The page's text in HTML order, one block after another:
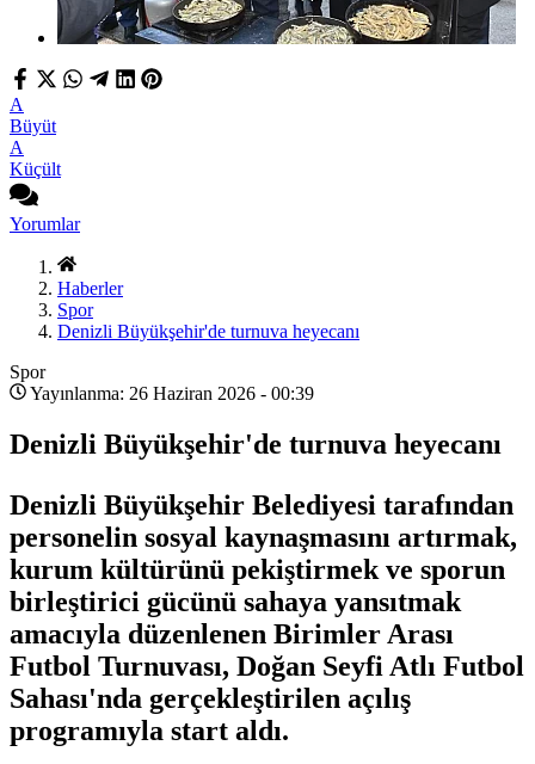
A
Büyüt
A
Küçült
Yorumlar
Haberler
Spor
Denizli Büyükşehir'de turnuva heyecanı
Spor
Yayınlanma: 26 Haziran 2026 - 00:39
Denizli Büyükşehir'de turnuva heyecanı
Denizli Büyükşehir Belediyesi tarafından
personelin sosyal kaynaşmasını artırmak,
kurum kültürünü pekiştirmek ve sporun
birleştirici gücünü sahaya yansıtmak
amacıyla düzenlenen Birimler Arası
Futbol Turnuvası, Doğan Seyfi Atlı Futbol
Sahası'nda gerçekleştirilen açılış
programıyla start aldı.